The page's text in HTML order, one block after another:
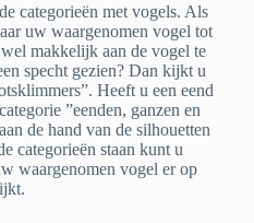
categorieën met vogels. Als
uw waargenomen vogel tot
makkelijk aan de vogel te
specht gezien? Dan kijkt u
Heeft u een eend
”eenden, ganzen en
de hand van de silhouetten
categorieën staan kunt u
waargenomen vogel er op